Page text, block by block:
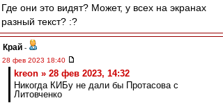
Где они это видят? Может, у всех на экранах
разный текст? :?
Край -
28 фев 2023 18:40
kreon » 28 фев 2023, 14:32
Никогда КИБу не дали бы Протасова с
Литовченко